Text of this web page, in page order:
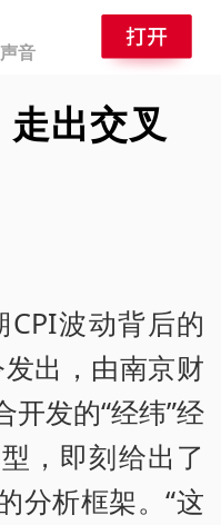
音
出交叉
CPI波动背后的
出，由南京财
开发的“经纬”经
，即刻给出了
分析框架。“这